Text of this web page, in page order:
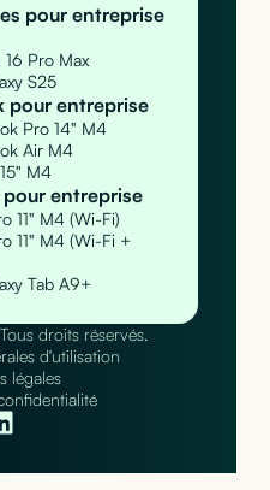
pour entreprise
Pro Max
S25
pour entreprise
Pro 14" M4
Air M4
M4
entreprise
11" M4 (Wi-Fi)
11" M4 (Wi-Fi +
Tab A9+
droits réservés.
d'utilisation
légales